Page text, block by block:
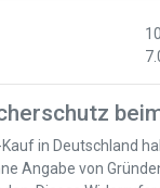
in Deutschland
Angabe von